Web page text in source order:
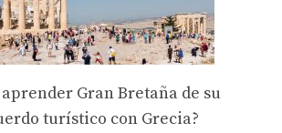
aprender Gran Bretaña de su
turístico con Grecia?